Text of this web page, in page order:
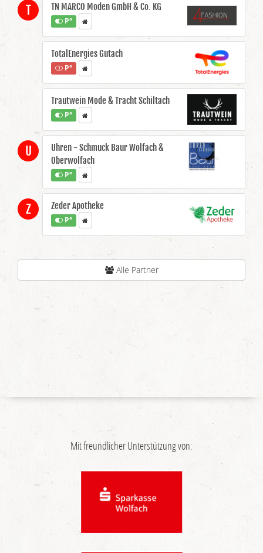
T TN MARCO Moden GmbH & Co. KG
P°
TotalEnergies Gutach
P°
Trautwein Mode & Tracht Schiltach
P°
U
Uhren - Schmuck Baur Wolfach &
Oberwolfach
P°
Z Zeder Apotheke
P°
Alle Partner
Mit freundlicher Unterstützung von: